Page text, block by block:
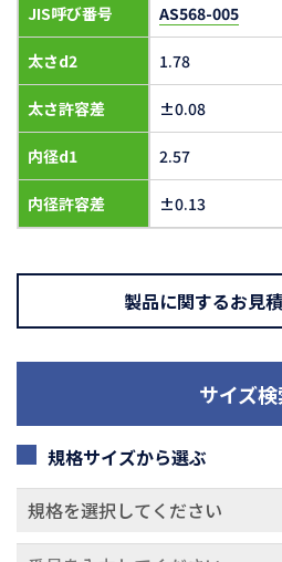
JIS呼び番号
太さd2
太さ許容差
内径d1
内径許容差
AS568-005
1.78
±0.08
2.57
±0.13
製品に関するお見
サイズ
規格サイズから選ぶ